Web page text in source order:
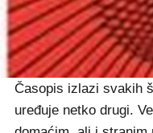
Časopis izlazi svakih
uređuje netko drugi.